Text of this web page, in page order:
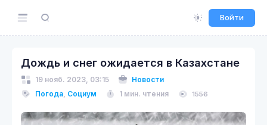
Войти
Дождь и снег ожидается в Казахстане
19 нояб. 2023, 03:15
Новости
Погода, Социум 1 мин. чтения 1556